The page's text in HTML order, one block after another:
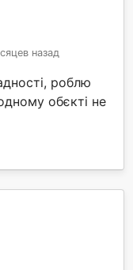
назад
роблю
обєкті не